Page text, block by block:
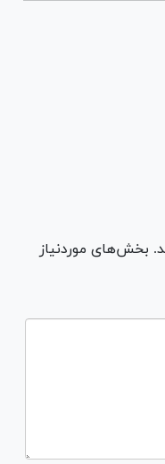
بخش‌های موردنیاز